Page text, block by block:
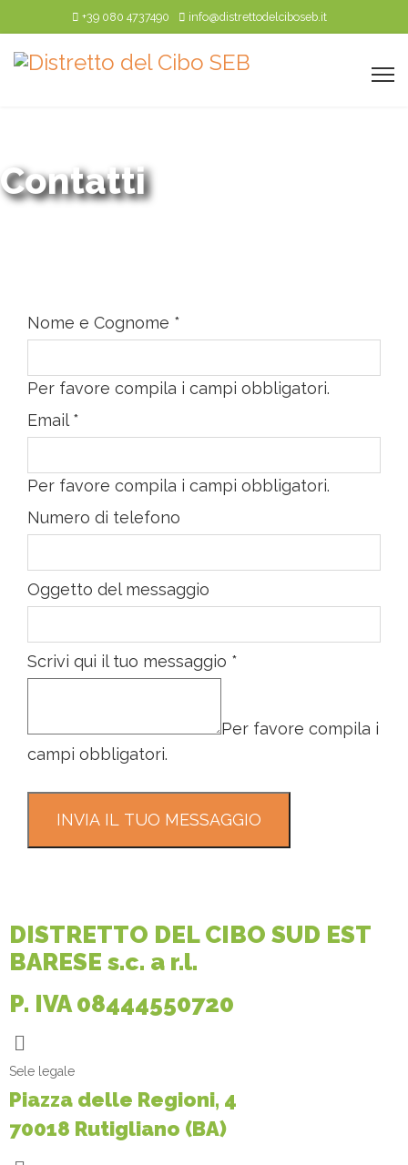
+39 080 4737490 info@distrettodelciboseb.it
Contatti
Nome e Cognome *
Per favore compila i campi obbligatori.
Email*
Per favore compila i campi obbligatori.
Numero di telefono
Oggetto del messaggio
Scrivi qui il tuo messaggio *
Per favore compila i
campi obbligatori.
INVIA IL TUO MESSAGGIO
DISTRETTO DEL CIBO SUD EST
BARESE s.c. a r.l.
P. IVA 08444550720
Sele legale
Piazza delle Regioni, 4
70018 Rutigliano (BA)